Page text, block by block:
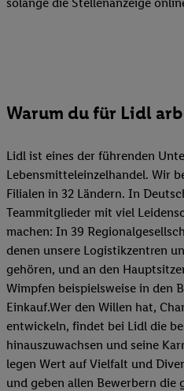
Warum du für Lidl
Lidl ist eines der führenden
Lebensmitteleinzelhandel. Wir
Filialen in 32 Ländern. In
Teammitglieder mit viel
machen: In 39
denen unsere Logistikzentren
gehören, und an den
Wimpfen beispielsweise in den
Einkauf.Wer den Willen hat,
entwickeln, findet bei Lidl die
hinauszuwachsen und seine
legen Wert auf Vielfalt und
und geben allen Bewerbern die